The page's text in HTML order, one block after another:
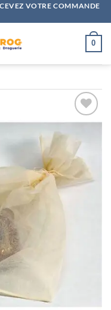
VOTRE COMMANDE
0
de
souhaits